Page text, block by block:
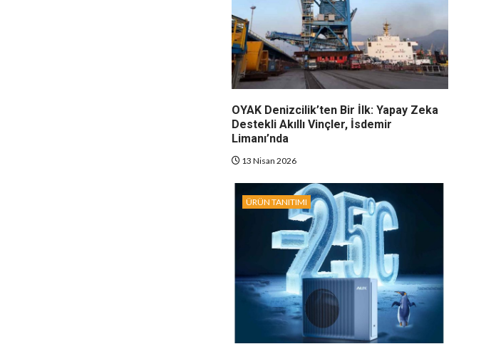
OYAK Denizcilik’ten Bir İlk: Yapay Zeka
Destekli Akıllı Vinçler, İsdemir
Limanı’nda
13 Nisan 2026
ÜRÜN TANITIMI